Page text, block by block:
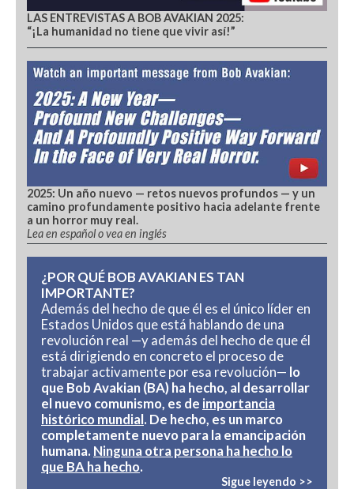
LAS ENTREVISTAS A BOB AVAKIAN 2025:
“¡La humanidad no tiene que vivir así!”
2025: Un año nuevo — retos nuevos profundos — y un
camino profundamente positivo hacia adelante frente
a un horror muy real.
Lea en español o vea en inglés
¿POR QUÉ BOB AVAKIAN ES TAN
IMPORTANTE?
Además del hecho de que él es el único líder en
Estados Unidos que está hablando de una
revolución real —y además del hecho de que él
está dirigiendo en concreto el proceso de
trabajar activamente por esa revolución— lo
que Bob Avakian (BA) ha hecho, al desarrollar
el nuevo comunismo, es de importancia
histórico mundial. De hecho, es un marco
completamente nuevo para la emancipación
humana. Ninguna otra persona ha hecho lo
que BA ha hecho.
Sigue leyendo >>